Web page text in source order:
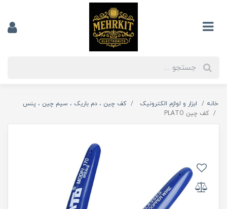
خانه ابزار و لوازم الکترونیک
کف چین ، دم باریک ، سیم چین ، پنس
کف چین PLATO